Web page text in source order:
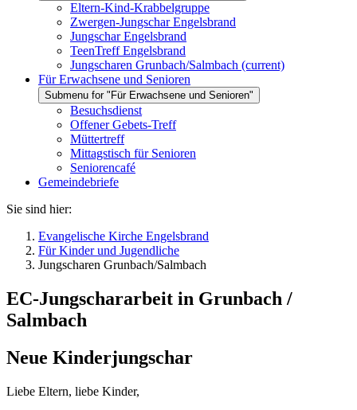
Eltern-Kind-Krabbelgruppe
Zwergen-Jungschar Engelsbrand
Jungschar Engelsbrand
TeenTreff Engelsbrand
Jungscharen Grunbach/Salmbach (current)
Für Erwachsene und Senioren
Submenu for "Für Erwachsene und Senioren"
Besuchsdienst
Offener Gebets-Treff
Müttertreff
Mittagstisch für Senioren
Seniorencafé
Gemeindebriefe
Sie sind hier:
Evangelische Kirche Engelsbrand
Für Kinder und Jugendliche
Jungscharen Grunbach/Salmbach
EC-Jungschararbeit in Grunbach /
Salmbach
Neue Kinderjungschar
Liebe Eltern, liebe Kinder,